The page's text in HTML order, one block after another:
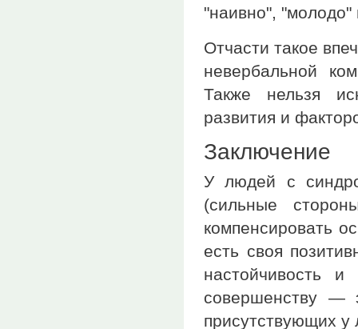
"наивно", "молодо"
Отчасти такое
невербальной
Также нельзя
развития и
Заключение
У людей с
(сильные
компенсировать
есть своя
настойчивость
совершенству —
присутствующих